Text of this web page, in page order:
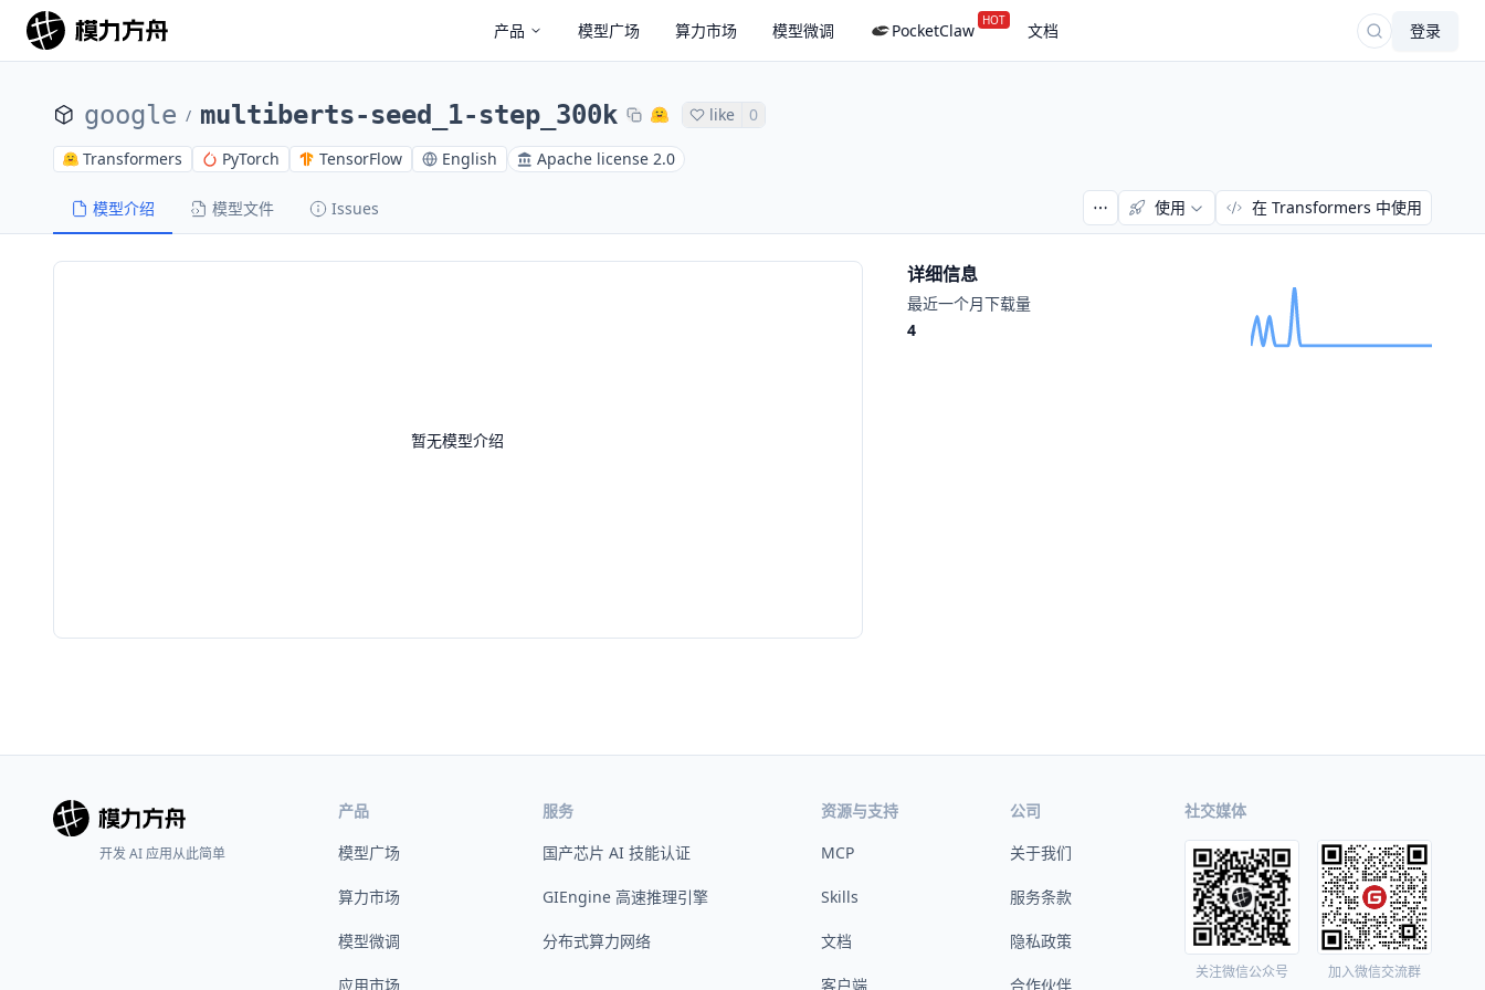
产品 模型广场 算力市场 模型微调 PocketClaw HOT 文档 登录
google / multiberts-seed_1-step_300k like 0
Transformers PyTorch TensorFlow English Apache license 2.0
模型介绍 模型文件 Issues 使用 在 Transformers 中使用
暂无模型介绍
详细信息
最近一个月下载量
4
开发 AI 应用从此简单
产品
模型广场
算力市场
模型微调
应用市场
服务
国产芯片 AI 技能认证
GIEngine 高速推理引擎
分布式算力网络
资源与支持
MCP
Skills
文档
客户端
公司
关于我们
服务条款
隐私政策
合作伙伴
社交媒体
关注微信公众号 加入微信交流群